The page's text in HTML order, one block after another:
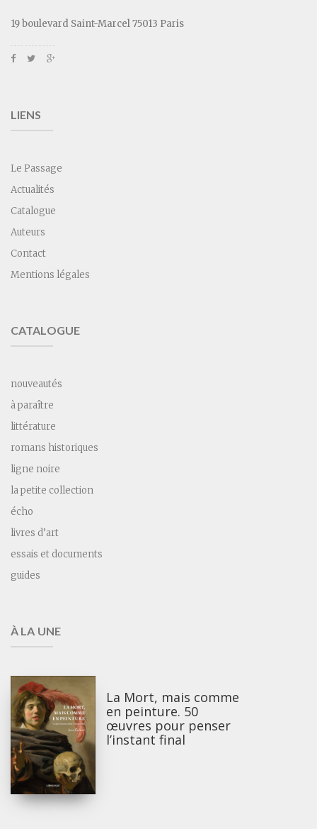
19 boulevard Saint-Marcel 75013 Paris
LIENS
Le Passage
Actualités
Catalogue
Auteurs
Contact
Mentions légales
CATALOGUE
nouveautés
à paraître
littérature
romans historiques
ligne noire
la petite collection
écho
livres d’art
essais et documents
guides
À LA UNE
La Mort, mais comme
en peinture. 50
œuvres pour penser
l’instant final